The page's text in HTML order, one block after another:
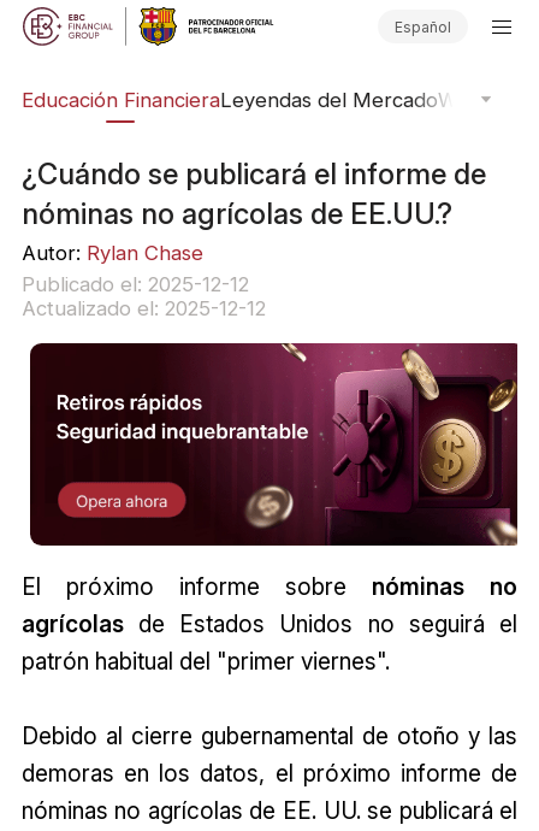
Español
Educación FinancieraLeyendas del MercadoWebinars
¿Cuándo se publicará el informe de
nóminas no agrícolas de EE.UU.?
Autor: Rylan Chase
Publicado el: 2025-12-12
Actualizado el: 2025-12-12
El próximo informe sobre nóminas no
agrícolasde Estados Unidos no seguirá el
patrón habitual del "primer viernes".
Debido al cierre gubernamental de otoño y las
demoras en los datos, el próximo informe de
nóminas no agrícolas de EE. UU. se publicará el